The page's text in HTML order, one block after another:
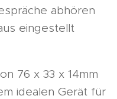
abhören
eingestellt
76 x 33 x 14mm
idealen Gerät für